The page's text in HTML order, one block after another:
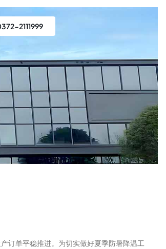
2111999
订单平稳推进。为切实做好夏季防暑降温工